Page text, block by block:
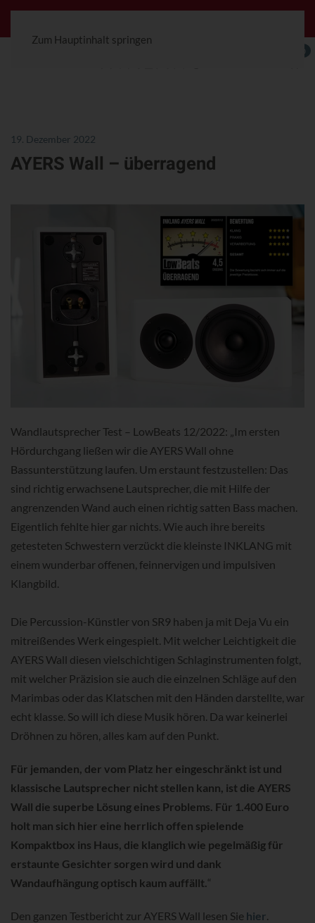
Zum Hauptinhalt springen
0
19. Dezember 2022
AYERS Wall – überragend
Wandlautsprecher Test – LowBeats 12/2022: „Im ersten
Hördurchgang ließen wir die AYERS Wall ohne
Bassunterstützung laufen. Um erstaunt festzustellen: Das
sind richtig erwachsene Lautsprecher, die mit Hilfe der
angrenzenden Wand auch einen richtig satten Bass machen.
Eigentlich fehlte hier gar nichts. Wie auch ihre bereits
getesteten Schwestern verzückt die kleinste INKLANG mit
einem wunderbar offenen, feinnervigen und impulsiven
Klangbild.
Die Percussion-Künstler von SR9 haben ja mit Deja Vu ein
mitreißendes Werk eingespielt. Mit welcher Leichtigkeit die
AYERS Wall diesen vielschichtigen Schlaginstrumenten folgt,
mit welcher Präzision sie auch die einzelnen Schläge auf den
Marimbas oder das Klatschen mit den Händen darstellte, war
echt klasse. So will ich diese Musik hören. Da war keinerlei
Dröhnen zu hören, alles kam auf den Punkt.
Für jemanden, der vom Platz her eingeschränkt ist und
klassische Lautsprecher nicht stellen kann, ist die AYERS
Wall die superbe Lösung eines Problems. Für 1.400 Euro
holt man sich hier eine herrlich offen spielende
Kompaktbox ins Haus, die klanglich wie pegelmäßig für
erstaunte Gesichter sorgen wird und dank
Wandaufhängung optisch kaum auffällt.“
Den ganzen Testbericht zur AYERS Wall lesen Sie hier.